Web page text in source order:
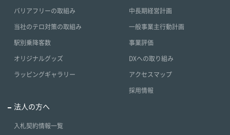
バリアフリーの取組み
当社のテロ対策の取組み
駅別乗降客数
オリジナルグッズ
ラッピングギャラリー
中長期経営計画
一般事業主行動計画
事業評価
DXへの取り組み
アクセスマップ
採用情報
法人の方へ
入札契約情報一覧